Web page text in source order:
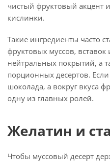
чистый фруктовый акцент
кислинки.
Такие ингредиенты часто
фруктовых муссов,
нейтральных покрытий, а
порционных десертов. Если
шоколада, а вокруг вкуса
одну из главных ролей.
Желатин и
Чтобы муссовый десерт